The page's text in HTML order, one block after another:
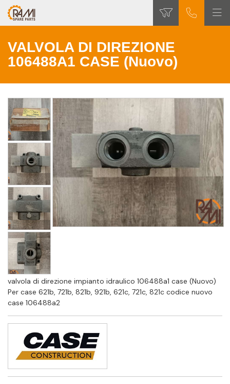
VALVOLA DI DIREZIONE
106488A1 CASE (Nuovo)
valvola di direzione impianto idraulico 106488a1 case (Nuovo)
Per case 621b, 721b, 821b, 921b, 621c, 721c, 821c codice nuovo
case 106488a2